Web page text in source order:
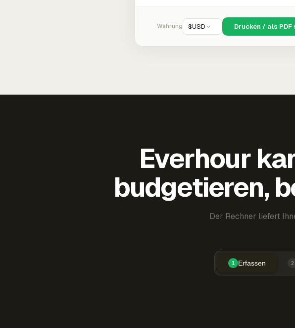
Währung $USD Drucken / als PDF
Everhour
budgetieren,
Der Rechner liefert
1 Erfassen 2